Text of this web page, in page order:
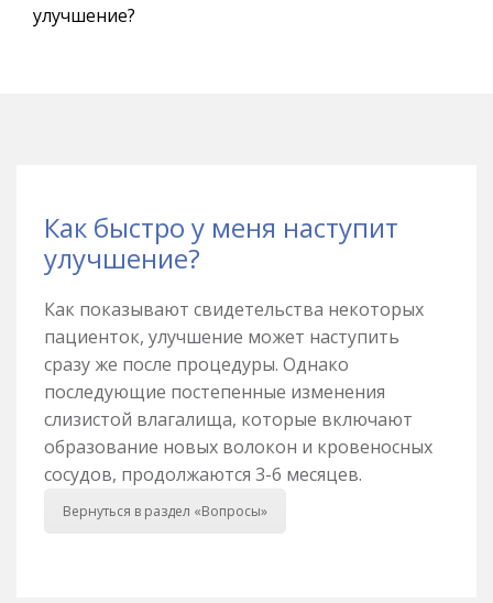
улучшение?
Как быстро у меня наступит
улучшение?
Как показывают свидетельства некоторых
пациенток, улучшение может наступить
сразу же после процедуры. Однако
последующие постепенные изменения
слизистой влагалища, которые включают
образование новых волокон и кровеносных
сосудов, продолжаются 3-6 месяцев.
Вернуться в раздел «Вопросы»